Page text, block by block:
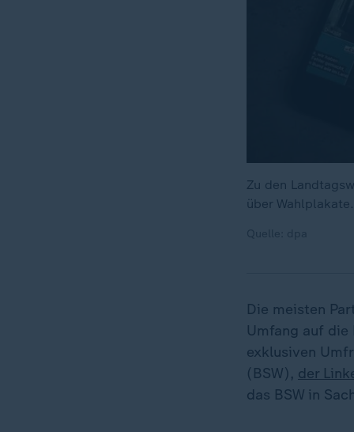
Zu den
über
Die meisten
Umfang auf
exklusiven
(BSW), der
das BSW in